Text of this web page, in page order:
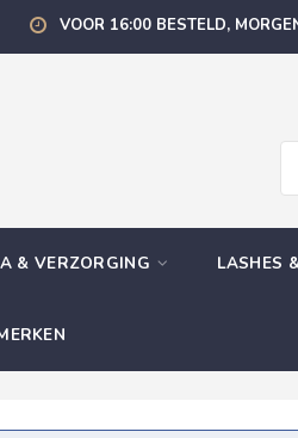
VOOR 16:00 BESTELD,
& VERZORGING LASHES